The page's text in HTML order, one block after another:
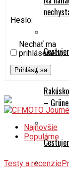
–
Heslo:
Nechať ma
prihláseného
Prihlásiť sa
Najnovšie
Populárne
Testy a recenzie